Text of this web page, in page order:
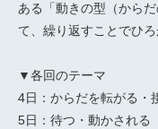
ある「動きの型（から
て、繰り返すことでひ
▼各回のテーマ
4日：からだを転がる・
5日：待つ・動かされる